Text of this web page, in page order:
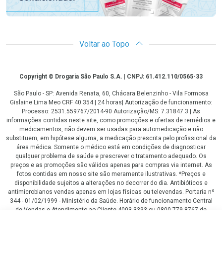
Voltar ao Topo
CopyrightCopyright © Drogaria São Paulo S.A. | CNPJ: 61.412.110/0565-33
São Paulo - SP: Avenida Renata, 60, Chácara Belenzinho - Vila Formosa
Gislaine Lima Meo CRF 40.354 | 24 horas| Autorização de funcionamento:
Processo: 2531.559767/2014-90 Autorização/MS: 7.31847.3 | As
informações contidas neste site, como promoções e ofertas de remédios e
medicamentos, não devem ser usadas para automedicação e não
substituem, em hipótese alguma, a medicação prescrita pelo profissional da
área médica. Somente o médico está em condições de diagnosticar
qualquer problema de saúde e prescrever o tratamento adequado. Os
preços e as promoções são válidos apenas para compras via internet. As
fotos contidas em nosso site são meramente ilustrativas. *Preços e
disponibilidade sujeitos a alterações no decorrer do dia. Antibióticos e
antimicrobianos vendas apenas em lojas físicas ou televendas. Portaria nº
344 - 01/02/1999 - Ministério da Saúde. Horário de funcionamento Central
de Vendas e Atendimento ao Cliente 4003 3393 ou 0800 779 8767 de